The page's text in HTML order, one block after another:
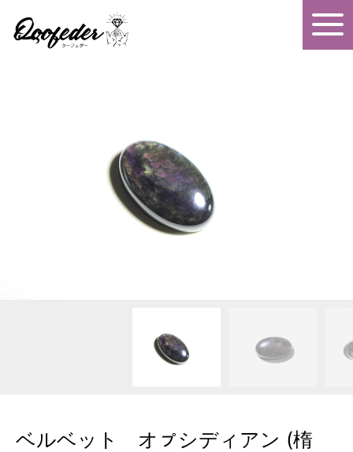
ベルベット オㇷ゚シディアン (楕